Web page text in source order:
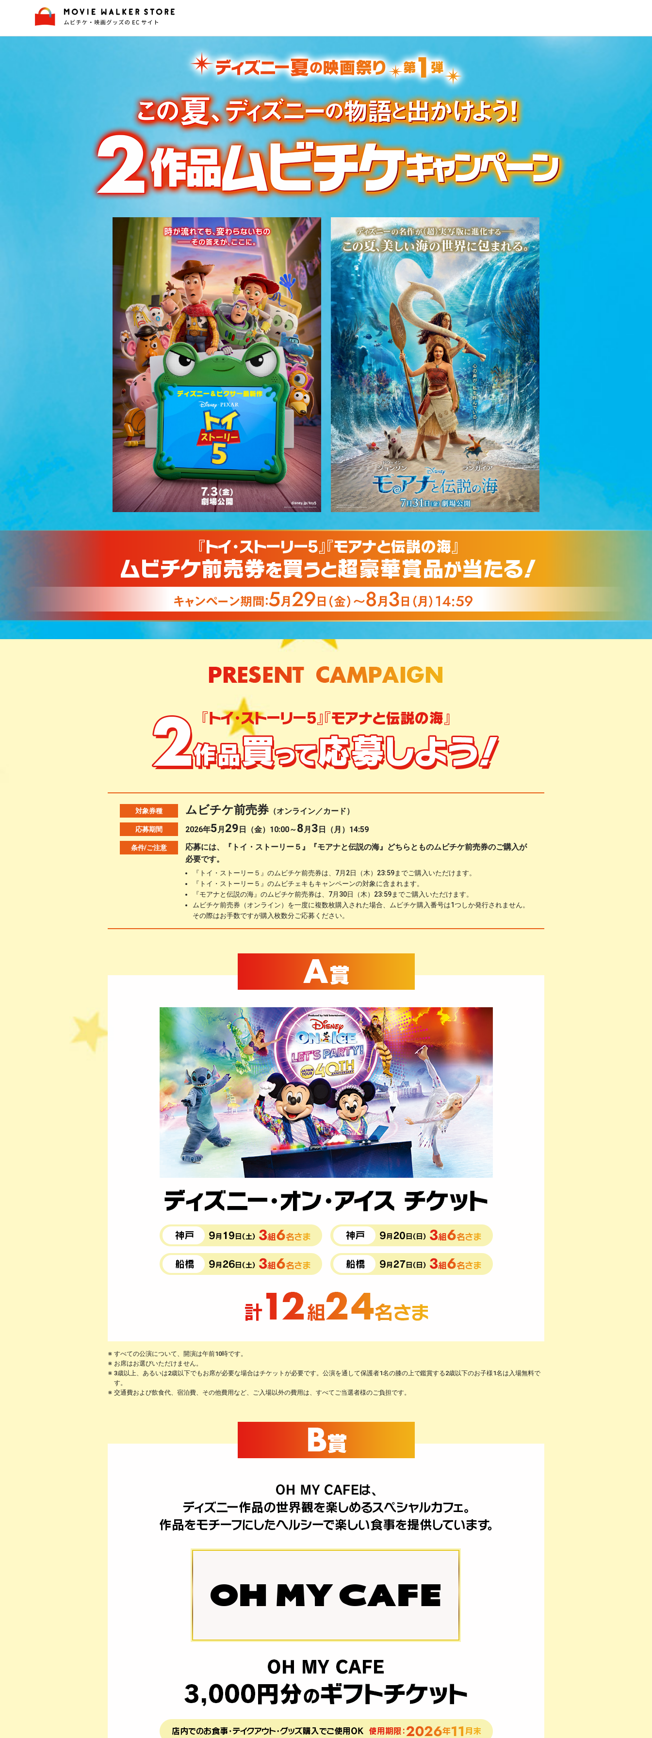
対象券種 ムビチケ前売券（オンライン／カード）
応募期間 2026年5月 29 日（金）10:00～8月 3 日（月）14:59
条件/ご注意 応募には、『トイ・ストーリー５』『モアナと伝説の海』 どちらとものムビチケ前売券のご購入が
必要です。
『トイ・ストーリー５』のムビチケ前売券は、7月2日（木）23:59までご購入いただけます。
『トイ・ストーリー５』のムビチェキもキャンペーンの対象に含まれます。
『モアナと伝説の海』のムビチケ前売券は、7月30日（木）23:59までご購入いただけます。
ムビチケ前売券（オンライン）を一度に複数枚購入された場合、ムビチケ購入番号は1つしか発行されません。
その際はお手数ですが購入枚数分ご応募ください。
すべての公演について、開演は午前10時です。
お席はお選びいただけません。
3歳以上、あるいは2歳以下でもお席が必要な場合はチケットが必要です。公演を通して保護者1名の膝の上で鑑賞する2歳以下のお子様1名は入場無料で
す。
交通費および飲食代、宿泊費、その他費用など、ご入場以外の費用は、すべてご当選者様のご負担です。